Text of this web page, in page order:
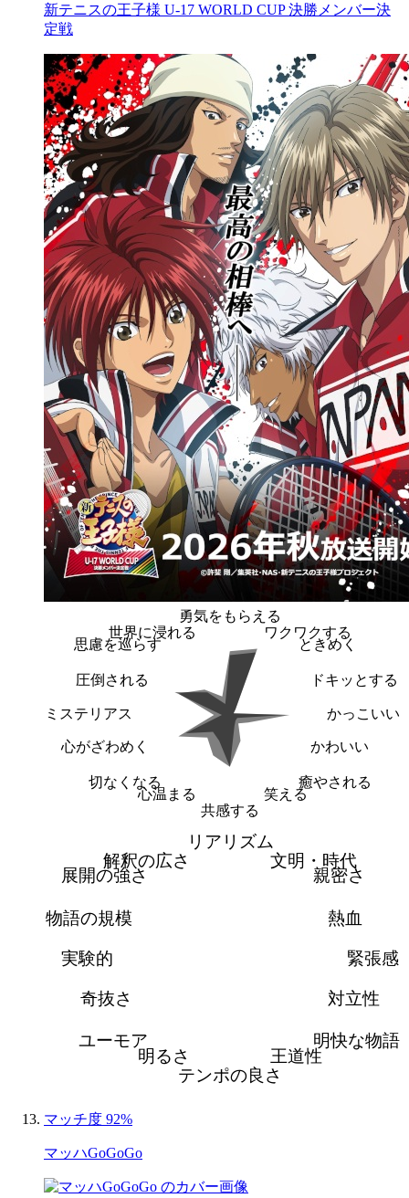
新テニスの王子様 U-17 WORLD CUP 決勝メンバー決
定戦
勇気をもらえる
ワクワクする
ときめく
ドキッとする
かっこいい
かわいい
癒やされる
笑える
共感する
心温まる
切なくなる
心がざわめく
ミステリアス
圧倒される
思慮を巡らす
世界に浸れる
リアリズム
文明・時代
親密さ
熱血
緊張感
対立性
明快な物語
王道性
テンポの良さ
明るさ
ユーモア
奇抜さ
実験的
物語の規模
展開の強さ
解釈の広さ
マッチ度 92%
マッハGoGoGo